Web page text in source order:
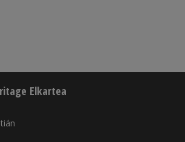
Elkartea